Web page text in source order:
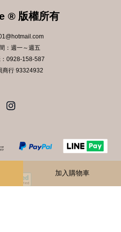
加入購物車
® 版權所有
：週一～週五
0928-158-587
商行 93324932